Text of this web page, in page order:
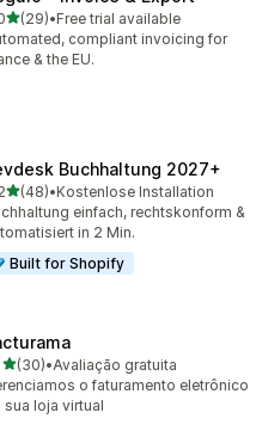
de 5 estrelas
(29)
avaliações ao todo
•Free trial available
compliant invoicing for
& the EU.
Buchhaltung 2027+
de 5 estrelas
(48)
avaliações ao todo
•Kostenlose Installation
einfach, rechtskonform &
in 2 Min.
Built for Shopify
de 5 estrelas
(30)
avaliações ao todo
•Avaliação gratuita
o faturamento eletrônico
sua loja virtual